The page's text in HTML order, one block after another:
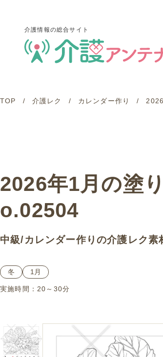
介護情報の総合サイト
介護情報の総合サイト
TOP 介護レク カレンダー作り
2026年1月の塗
o.02504
中級/カレンダー作りの介護レク素
冬 1月
実施時間： 20～30分